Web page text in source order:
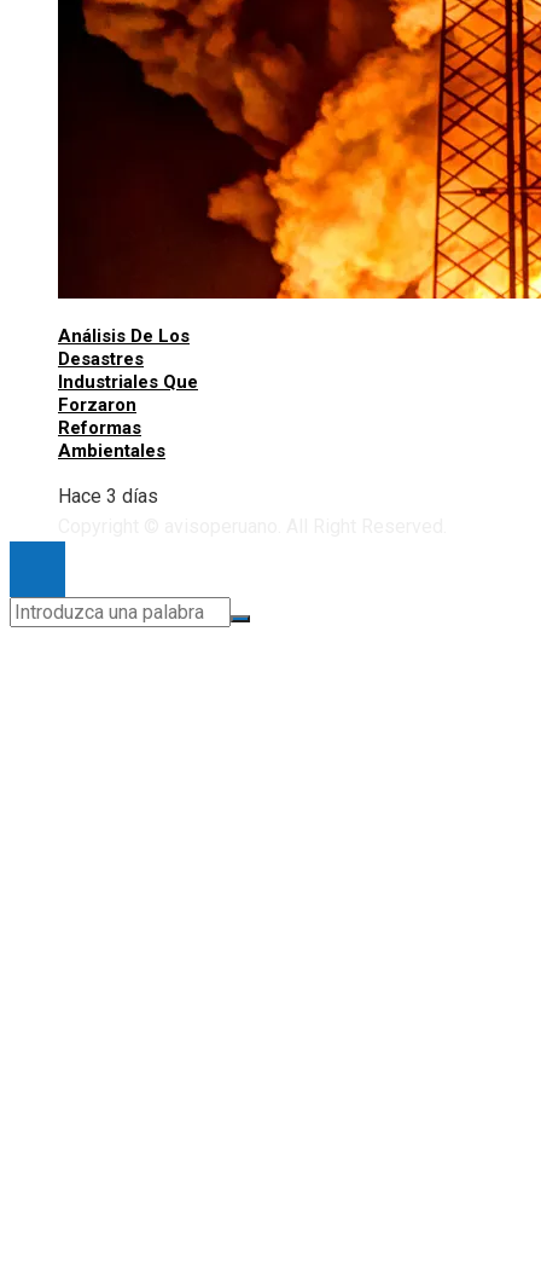
Análisis De Los
Desastres
Industriales Que
Forzaron
Reformas
Ambientales
Hace 3 días